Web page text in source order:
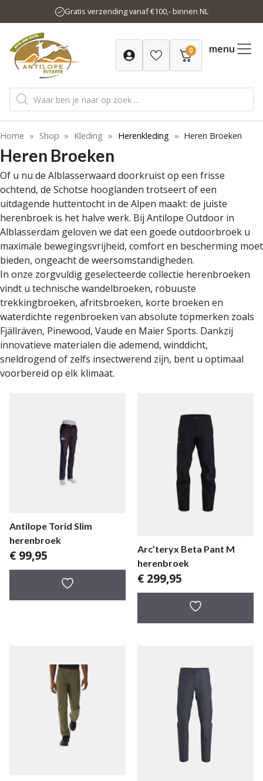
naar
inhoud
Gratis verzending vanaf €100,- binnen NL
0 menu
Producten
zoeken
Home » Shop » Kleding » Herenkleding » Heren Broeken
Heren Broeken
Of u nu de Alblasserwaard doorkruist op een frisse
ochtend, de Schotse hooglanden trotseert of een
uitdagende huttentocht in de Alpen maakt: de juiste
herenbroek is het halve werk. Bij Antilope Outdoor in
Alblasserdam geloven we dat een goede outdoorbroek u
maximale bewegingsvrijheid, comfort en bescherming moet
bieden, ongeacht de weersomstandigheden.
In onze zorgvuldig geselecteerde collectie herenbroeken
vindt u technische wandelbroeken, robuuste
trekkingbroeken, afritsbroeken, korte broeken en
waterdichte regenbroeken van absolute topmerken zoals
Fjällräven, Pinewood, Vaude en Maier Sports. Dankzij
innovatieve materialen die ademend, winddicht,
sneldrogend of zelfs insectwerend zijn, bent u optimaal
voorbereid op elk klimaat.
Antilope Torid Slim
herenbroek
€ 99,95
Arc’teryx Beta Pant M
herenbroek
€ 299,95